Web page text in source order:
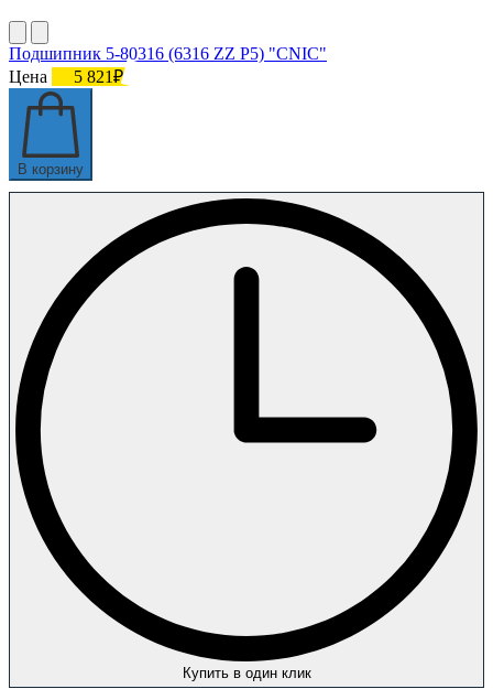
Подшипник 5-80316 (6316 ZZ P5) "CNIC"
Цена
5 821₽
В корзину
Купить в один клик